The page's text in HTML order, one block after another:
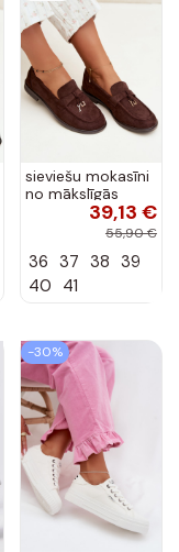
sieviešu mokasīni
no mākslīgās
zamšā šokolādes
krāsā Raylie
39,13 €
55,90 €
36 37 38 39
40 41
-30%